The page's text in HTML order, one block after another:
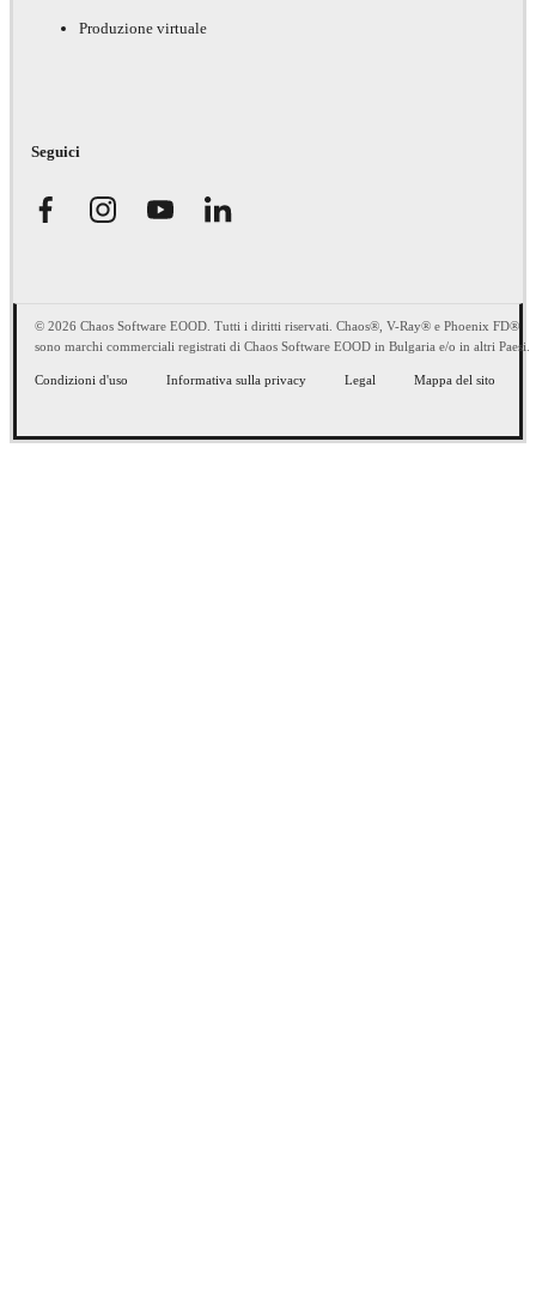
Produzione virtuale
Seguici
© 2026 Chaos Software EOOD. Tutti i diritti riservati. Chaos®, V-Ray® e Phoenix FD®
sono marchi commerciali registrati di Chaos Software EOOD in Bulgaria e/o in altri Paesi.
Condizioni d'uso Informativa sulla privacy Legal Mappa del sito